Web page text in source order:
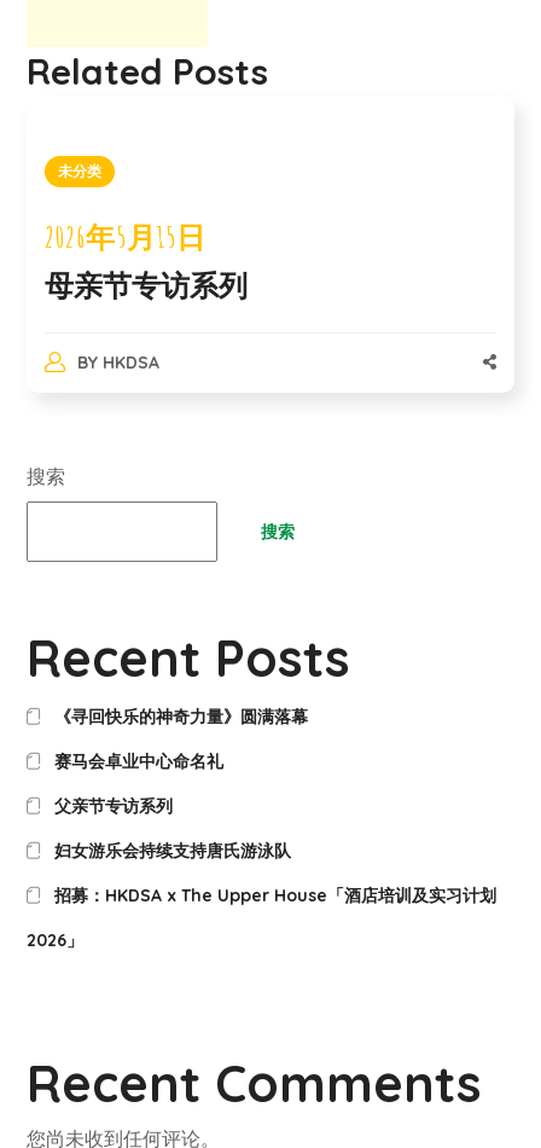
Related Posts
未分类
2026年5月15日
母亲节专访系列
BY HKDSA
搜索
搜索
Recent Posts
《寻回快乐的神奇力量》圆满落幕
赛马会卓业中心命名礼
父亲节专访系列
妇女游乐会持续支持唐氏游泳队
招募：HKDSA x The Upper House「酒店培训及实习计划
2026」
Recent Comments
您尚未收到任何评论。